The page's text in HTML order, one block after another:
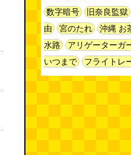
数字暗号 旧奈良監獄
由
宮のたれ 沖縄 お
水路
アリゲーターガ
いつまで
フライトレ